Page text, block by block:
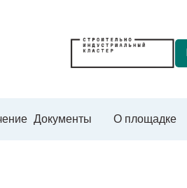
Документы О площадке